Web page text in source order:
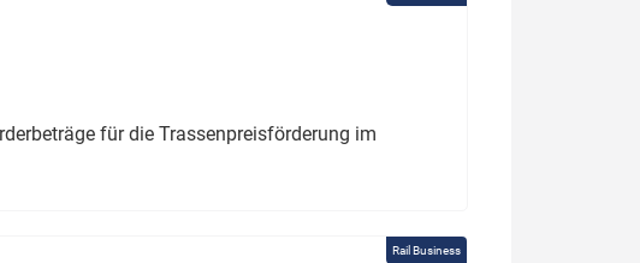
für die Trassenpreisförderung im
Rail Business